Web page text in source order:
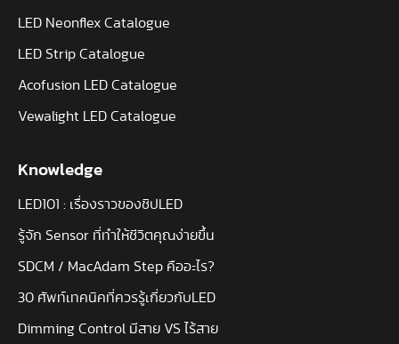
LED Neonflex Catalogue
LED Strip Catalogue
Acofusion LED Catalogue
Vewalight LED Catalogue
Knowledge
LED101 : เรื่องราวของชิปLED
รู้จัก Sensor ที่ทำให้ชีวิตคุณง่ายขึ้น
SDCM / MacAdam Step คืออะไร?
30 ศัพท์เทคนิคที่ควรรู้เกี่ยวกับLED
Dimming Control มีสาย VS ไร้สาย